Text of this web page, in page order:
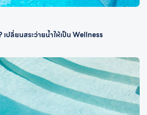
เปลี่ยนสระว่ายน้ำให้เป็น Wellness